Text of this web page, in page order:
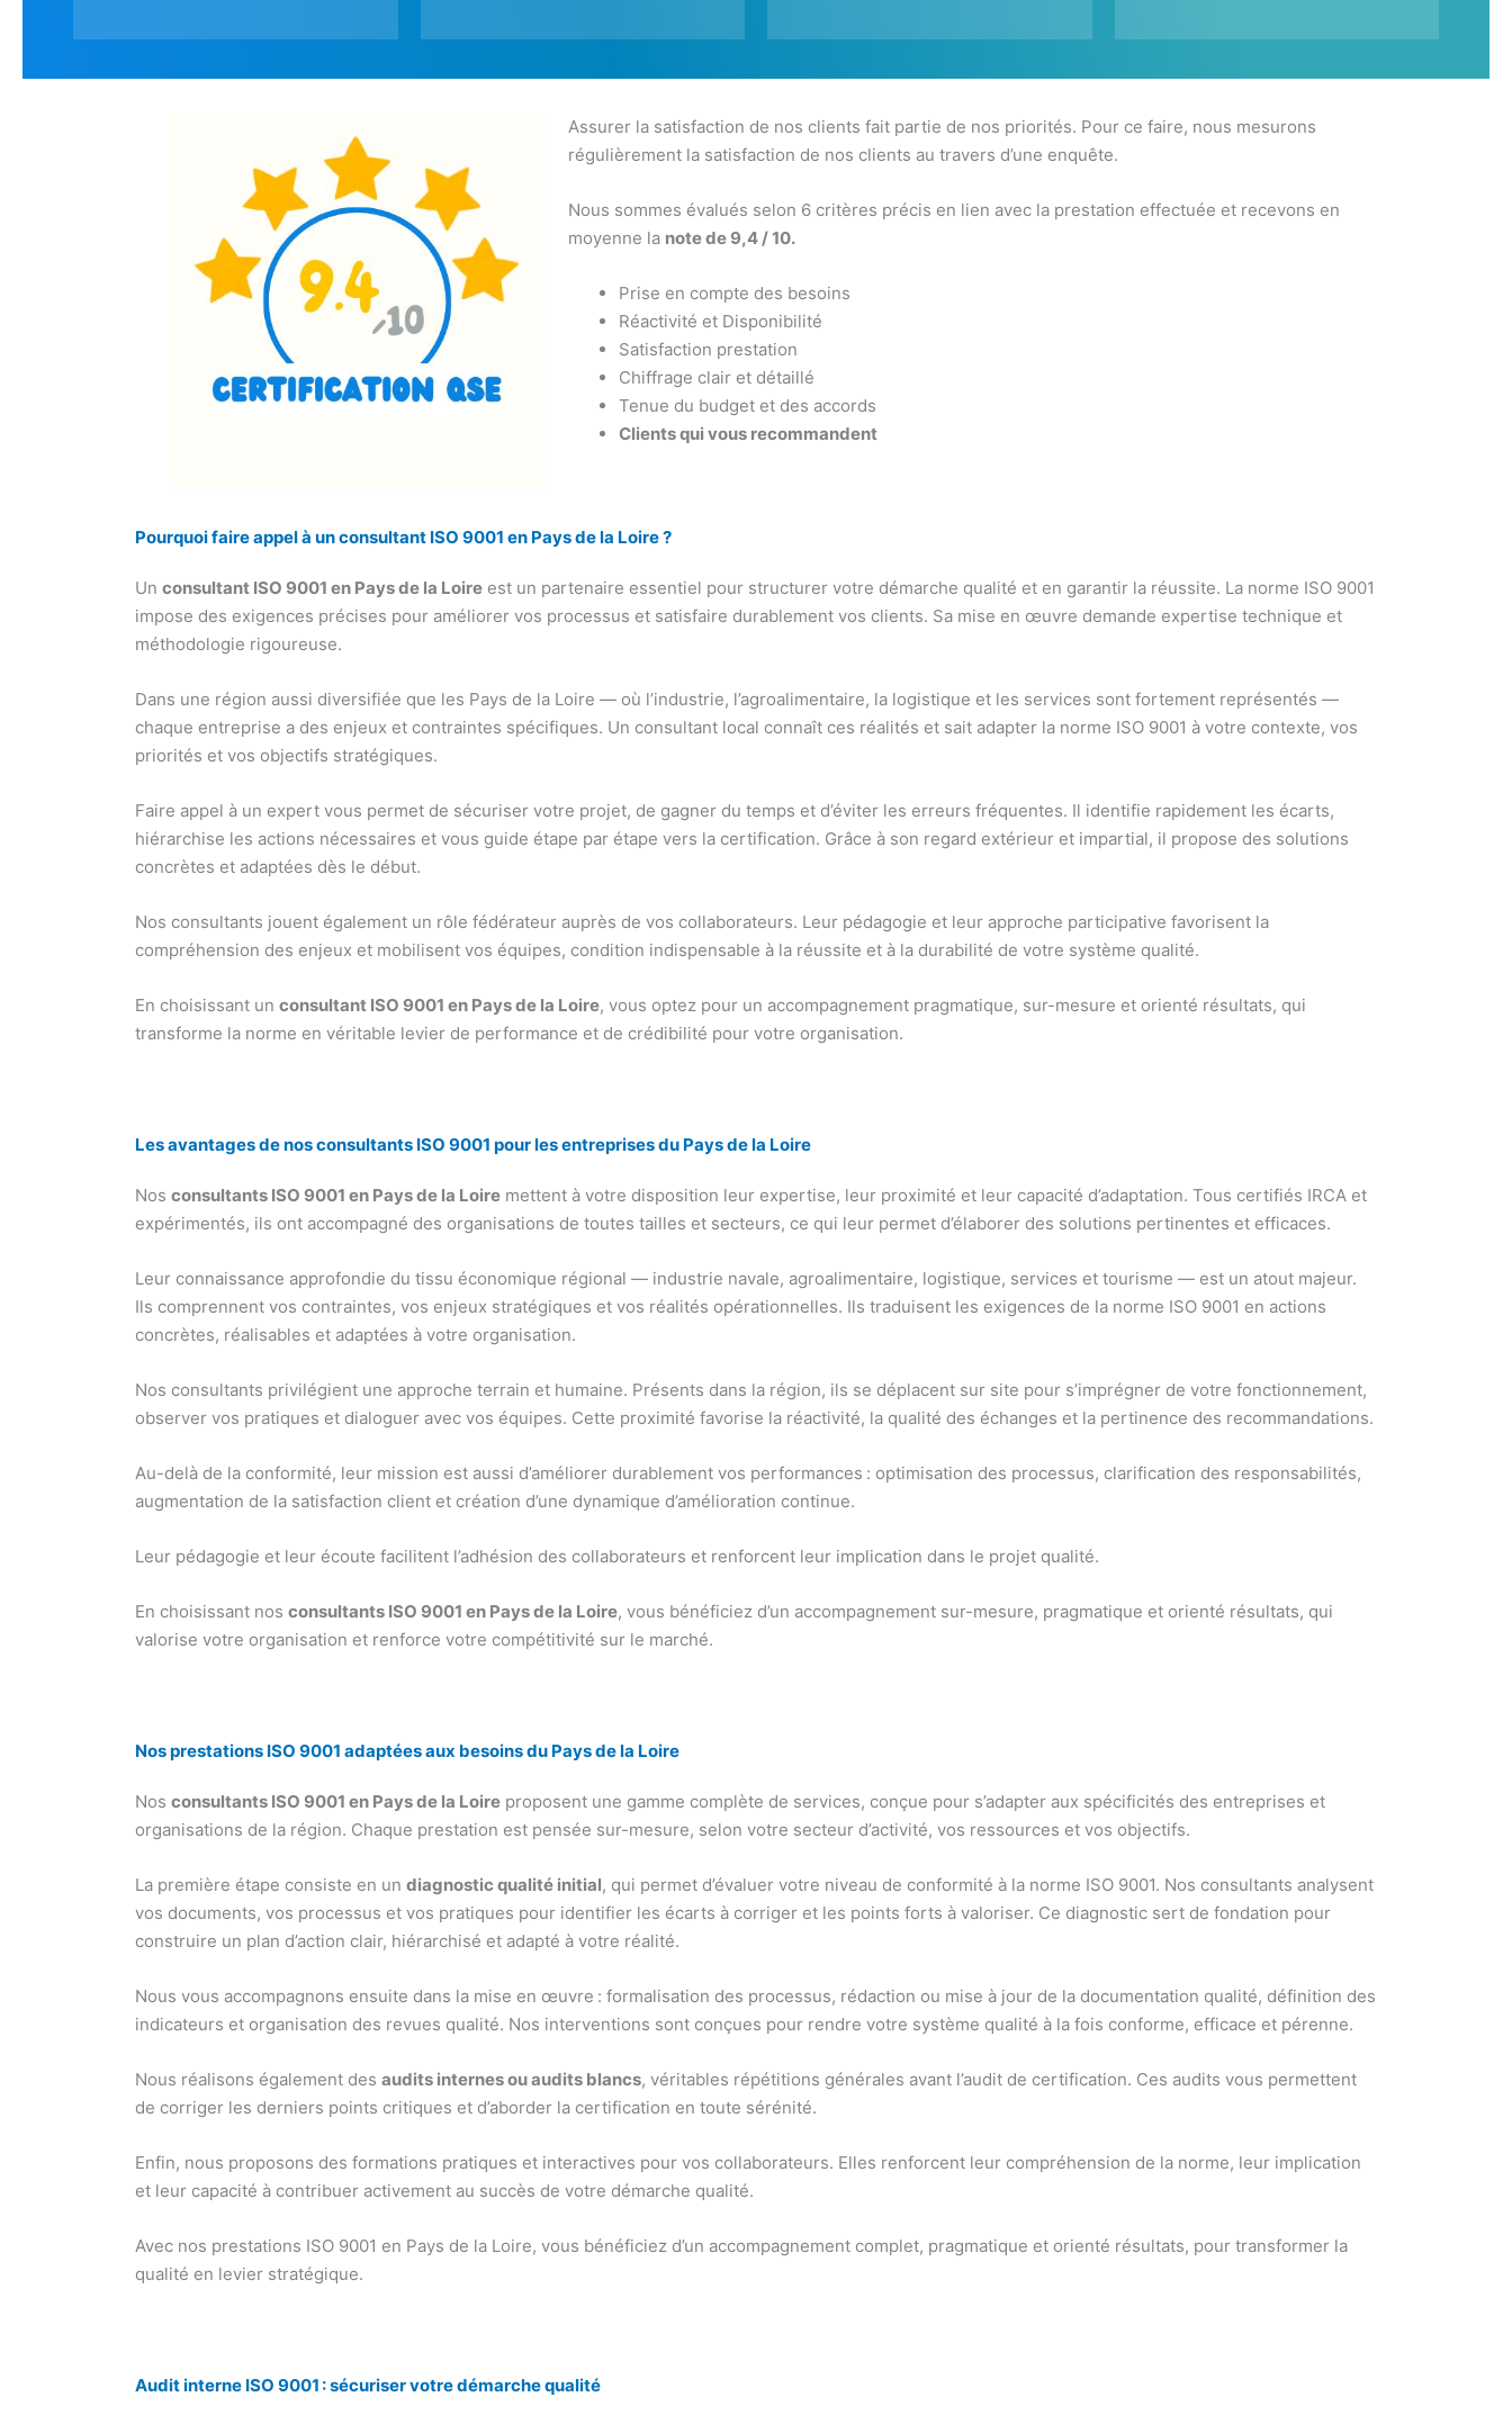
Assurer la satisfaction de nos clients fait partie de nos priorités. Pour ce faire, nous mesurons
régulièrement la satisfaction de nos clients au travers d’une enquête.
Nous sommes évalués selon 6 critères précis en lien avec la prestation effectuée et recevons en
moyenne la note de 9,4 / 10.
Prise en compte des besoins
Réactivité et Disponibilité
Satisfaction prestation
Chiffrage clair et détaillé
Tenue du budget et des accords
Clients qui vous recommandent
Pourquoi faire appel à un consultant ISO 9001 en Pays de la Loire ?
Unconsultant ISO 9001 en Pays de la Loire est un partenaire essentiel pour structurer votre démarche qualité et en garantir la réussite. La norme ISO 9001
impose des exigences précises pour améliorer vos processus et satisfaire durablement vos clients. Sa mise en œuvre demande expertise technique et
méthodologie rigoureuse.
Dans une région aussi diversifiée que les Pays de la Loire — où l’industrie, l’agroalimentaire, la logistique et les services sont fortement représentés —
chaque entreprise a des enjeux et contraintes spécifiques. Un consultant local connaît ces réalités et sait adapter la norme ISO 9001 à votre contexte, vos
priorités et vos objectifs stratégiques.
Faire appel à un expert vous permet de sécuriser votre projet, de gagner du temps et d’éviter les erreurs fréquentes. Il identifie rapidement les écarts,
hiérarchise les actions nécessaires et vous guide étape par étape vers la certification. Grâce à son regard extérieur et impartial, il propose des solutions
concrètes et adaptées dès le début.
Nos consultants jouent également un rôle fédérateur auprès de vos collaborateurs. Leur pédagogie et leur approche participative favorisent la
compréhension des enjeux et mobilisent vos équipes, condition indispensable à la réussite et à la durabilité de votre système qualité.
En choisissant unconsultant ISO 9001 en Pays de la Loire, vous optez pour un accompagnement pragmatique, sur-mesure et orienté résultats, qui
transforme la norme en véritable levier de performance et de crédibilité pour votre organisation.
Les avantages de nos consultants ISO 9001 pour les entreprises du Pays de la Loire
Nosconsultants ISO 9001 en Pays de la Loire mettent à votre disposition leur expertise, leur proximité et leur capacité d’adaptation. Tous certifiés IRCA et
expérimentés, ils ont accompagné des organisations de toutes tailles et secteurs, ce qui leur permet d’élaborer des solutions pertinentes et efficaces.
Leur connaissance approfondie du tissu économique régional — industrie navale, agroalimentaire, logistique, services et tourisme — est un atout majeur.
Ils comprennent vos contraintes, vos enjeux stratégiques et vos réalités opérationnelles. Ils traduisent les exigences de la norme ISO 9001 en actions
concrètes, réalisables et adaptées à votre organisation.
Nos consultants privilégient une approche terrain et humaine. Présents dans la région, ils se déplacent sur site pour s’imprégner de votre fonctionnement,
observer vos pratiques et dialoguer avec vos équipes. Cette proximité favorise la réactivité, la qualité des échanges et la pertinence des recommandations.
Au-delà de la conformité, leur mission est aussi d’améliorer durablement vos performances : optimisation des processus, clarification des responsabilités,
augmentation de la satisfaction client et création d’une dynamique d’amélioration continue.
Leur pédagogie et leur écoute facilitent l’adhésion des collaborateurs et renforcent leur implication dans le projet qualité.
En choisissant nosconsultants ISO 9001 en Pays de la Loire, vous bénéficiez d’un accompagnement sur-mesure, pragmatique et orienté résultats, qui
valorise votre organisation et renforce votre compétitivité sur le marché.
Nos prestations ISO 9001 adaptées aux besoins du Pays de la Loire
Nosconsultants ISO 9001 en Pays de la Loire proposent une gamme complète de services, conçue pour s’adapter aux spécificités des entreprises et
organisations de la région. Chaque prestation est pensée sur-mesure, selon votre secteur d’activité, vos ressources et vos objectifs.
La première étape consiste en undiagnostic qualité initial, qui permet d’évaluer votre niveau de conformité à la norme ISO 9001. Nos consultants analysent
vos documents, vos processus et vos pratiques pour identifier les écarts à corriger et les points forts à valoriser. Ce diagnostic sert de fondation pour
construire un plan d’action clair, hiérarchisé et adapté à votre réalité.
Nous vous accompagnons ensuite dans la mise en œuvre : formalisation des processus, rédaction ou mise à jour de la documentation qualité, définition des
indicateurs et organisation des revues qualité. Nos interventions sont conçues pour rendre votre système qualité à la fois conforme, efficace et pérenne.
Nous réalisons également desaudits internes ou audits blancs, véritables répétitions générales avant l’audit de certification. Ces audits vous permettent
de corriger les derniers points critiques et d’aborder la certification en toute sérénité.
Enfin, nous proposons des formations pratiques et interactives pour vos collaborateurs. Elles renforcent leur compréhension de la norme, leur implication
et leur capacité à contribuer activement au succès de votre démarche qualité.
Avec nos prestations ISO 9001 en Pays de la Loire, vous bénéficiez d’un accompagnement complet, pragmatique et orienté résultats, pour transformer la
qualité en levier stratégique.
Audit interne ISO 9001 : sécuriser votre démarche qualité